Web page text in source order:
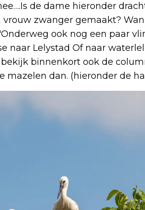
de dame hieronder
zwanger gemaakt?
ook nog een paar
naar Lelystad Of naar
binnenkort ook de
dan. (hieronder de